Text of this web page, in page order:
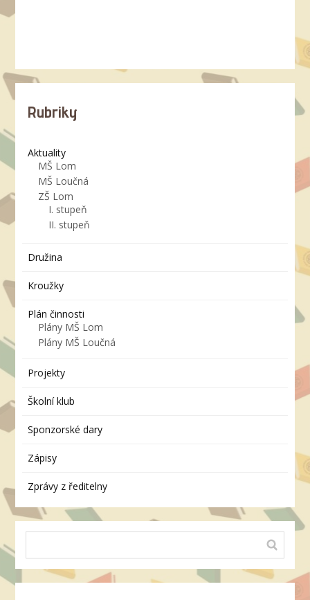
Rubriky
Aktuality
MŠ Lom
MŠ Loučná
ZŠ Lom
I. stupeň
II. stupeň
Družina
Kroužky
Plán činnosti
Plány MŠ Lom
Plány MŠ Loučná
Projekty
Školní klub
Sponzorské dary
Zápisy
Zprávy z ředitelny